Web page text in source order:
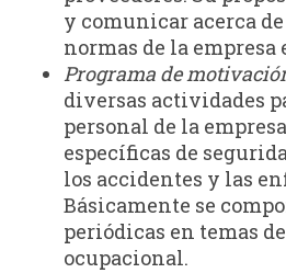
y comunicar acerca
normas de la empresa
Programa de
diversas actividades
personal de la
específicas de
los accidentes y las
Básicamente se
periódicas en temas
ocupacional.